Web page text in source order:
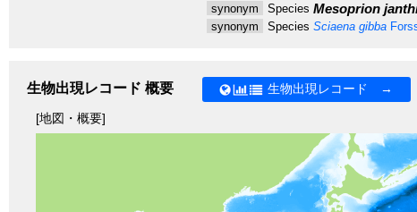
synonym
Species Mesoprion
synonym Species Sciaena gibba
生物出現レコード 概要 生物出現レコード →
[地図・概要]